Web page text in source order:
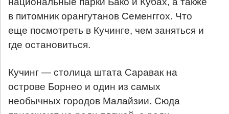
в питомник орангутанов Семенггох. Что
еще посмотреть в Кучинге, чем заняться и
где остановиться.
Кучинг — столица штата Саравак на
острове Борнео и один из самых
необычных городов Малайзии. Сюда